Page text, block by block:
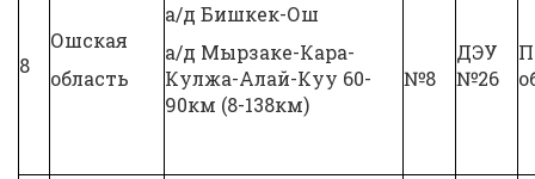
8
Ошская
область
а/д Бишкек-Ош
а/д Мырзаке-Кара-
Кулжа-Алай-Куу 60-
90км (8-138км)
№8
ДЭУ
№26